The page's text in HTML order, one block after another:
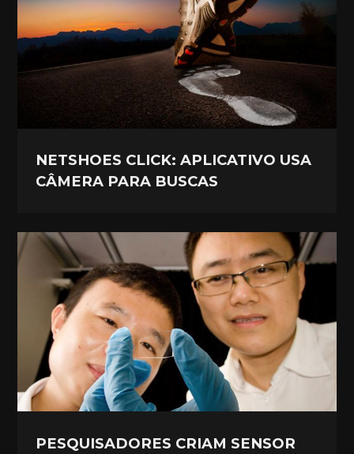
NETSHOES CLICK: APLICATIVO USA
CÂMERA PARA BUSCAS
PESQUISADORES CRIAM SENSOR